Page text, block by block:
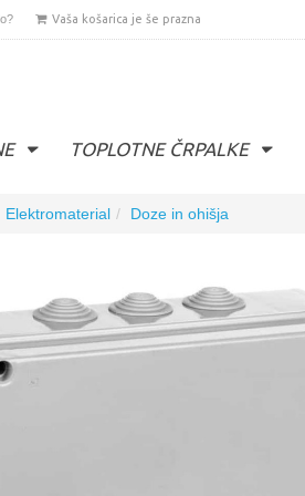
Vaša košarica je še prazna
TOPLOTNE ČRPALKE
Elektromaterial Doze in ohišja